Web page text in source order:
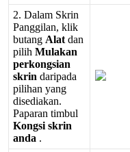
2. Dalam Skrin
Panggilan, klik
butang Alat dan
pilih Mulakan
perkongsian
skrin daripada
pilihan yang
disediakan.
Paparan timbul
Kongsi skrin
anda .